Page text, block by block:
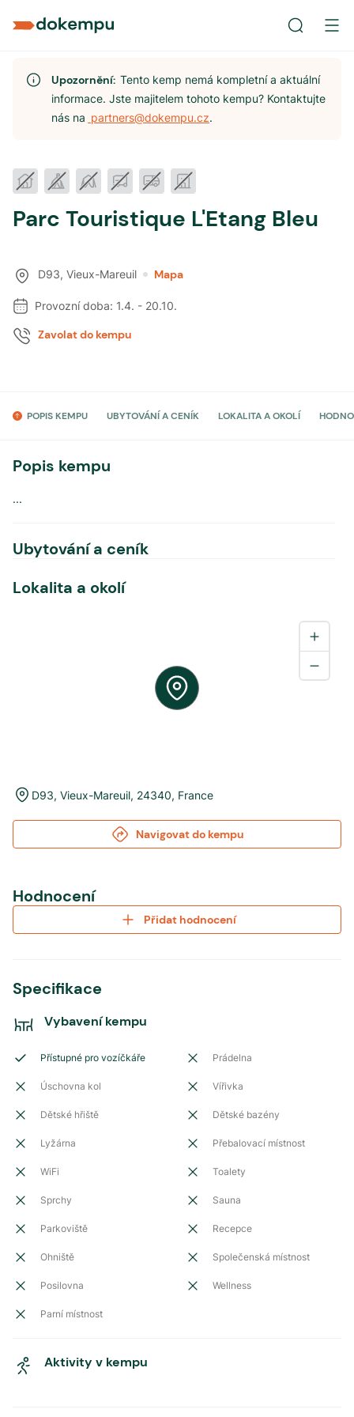
Upozornění:Tento kemp nemá kompletní a aktuální
informace. Jste majitelem tohoto kempu? Kontaktujte
nás na partners@dokempu.cz.
Parc Touristique L'Etang Bleu
D93, Vieux-Mareuil Mapa
Provozní doba: 1.4. - 20.10.
Zavolat do kempu
POPIS KEMPU UBYTOVÁNÍ A CENÍK LOKALITA A OKOLÍ
Popis kempu
...
Ubytování a ceník
Lokalita a okolí
D93, Vieux-Mareuil, 24340, France
Navigovat do kempu
Hodnocení
Přidat hodnocení
Specifikace
Vybavení kempu
Přístupné pro vozíčkáře Prádelna
Úschovna kol Vířivka
Dětské hřiště Dětské bazény
Lyžárna Přebalovací místnost
WiFi Toalety
Sprchy Sauna
Parkoviště Recepce
Ohniště Společenská místnost
Posilovna Wellness
Parní místnost
Aktivity v kempu